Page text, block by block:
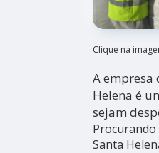
Clique na
A empresa
Helena é
sejam
Procurando
Santa